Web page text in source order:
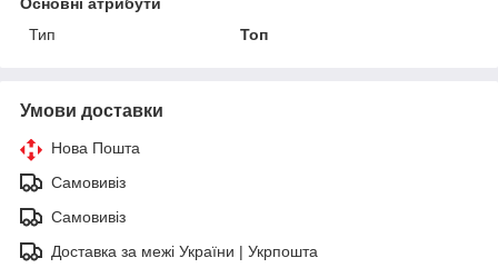
Тип
Топ
Умови доставки
Нова Пошта
Самовивіз
Самовивіз
Доставка за межі України | Укрпошта